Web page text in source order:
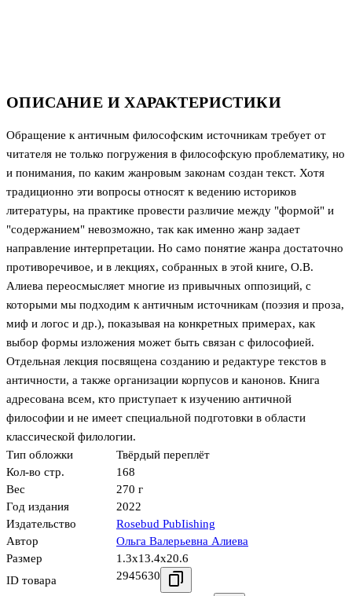
ОПИСАНИЕ И ХАРАКТЕРИСТИКИ
Обращение к античным философским источникам требует от
читателя не только погружения в философскую проблематику, но
и понимания, по каким жанровым законам создан текст. Хотя
традиционно эти вопросы относят к ведению историков
литературы, на практике провести различие между "формой" и
"содержанием" невозможно, так как именно жанр задает
направление интерпретации. Но само понятие жанра достаточно
противоречивое, и в лекциях, собранных в этой книге, О.В.
Алиева переосмысляет многие из привычных оппозиций, с
которыми мы подходим к античным источникам (поэзия и проза,
миф и логос и др.), показывая на конкретных примерах, как
выбор формы изложения может быть связан с философией.
Отдельная лекция посвящена созданию и редактуре текстов в
античности, а также организации корпусов и канонов. Книга
адресована всем, кто приступает к изучению античной
философии и не имеет специальной подготовки в области
классической филологии.
Тип обложки
Твёрдый переплёт
Кол-во стр.
168
Вес
270 г
Год издания
2022
Издательство
Rosebud PubIishing
Автор
Ольга Валерьевна Алиева
Размер
1.3x13.4x20.6
ID товара
2945630